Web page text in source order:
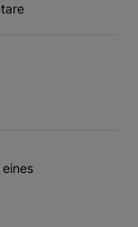
kommentierten
Hüst-und-Hott